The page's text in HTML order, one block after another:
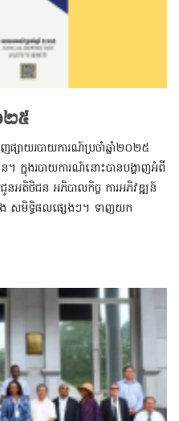
២៥
ផ្សាយរបាយការណ៍ប្រចាំឆ្នាំ២០២៥
។ ក្នុងរបាយការណ៍នោះបានបង្ហាញអំពី
ជូនអតិថិជន អភិបាលកិច្ច ការអភិវឌ្ឍន៍
សមិទ្ធិផលផ្សេងៗ។ ទាញយក